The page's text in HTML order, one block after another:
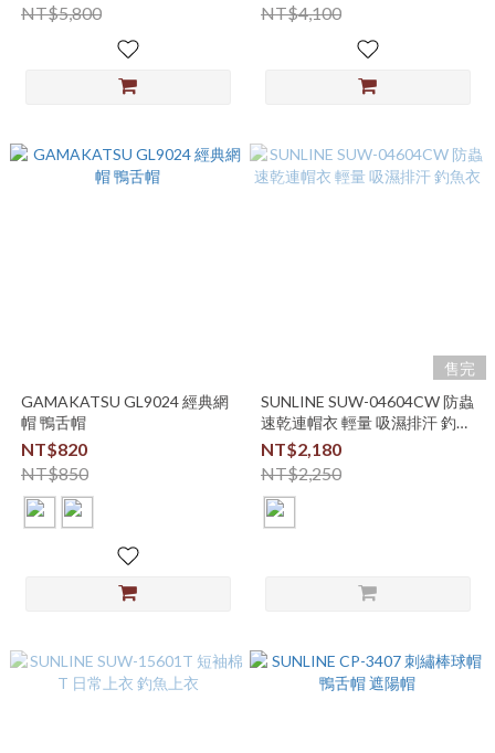
NT$5,800
NT$4,100
GAMAKATSU GL9024 經典網
帽 鴨舌帽
NT$820
NT$850
售完
SUNLINE SUW-04604CW 防蟲
速乾連帽衣 輕量 吸濕排汗 釣魚
衣
NT$2,180
NT$2,250